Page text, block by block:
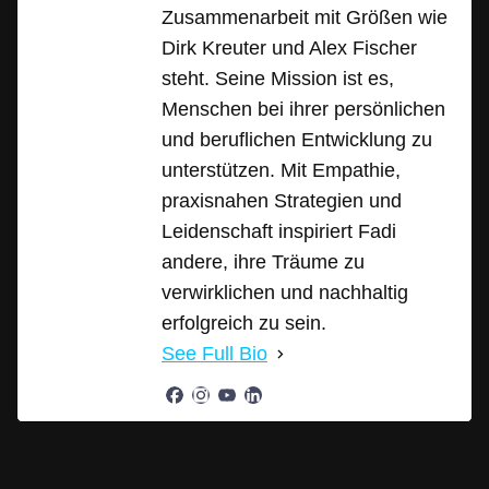
Zusammenarbeit mit Größen wie
Dirk Kreuter und Alex Fischer
steht. Seine Mission ist es,
Menschen bei ihrer persönlichen
und beruflichen Entwicklung zu
unterstützen. Mit Empathie,
praxisnahen Strategien und
Leidenschaft inspiriert Fadi
andere, ihre Träume zu
verwirklichen und nachhaltig
erfolgreich zu sein.
See Full Bio